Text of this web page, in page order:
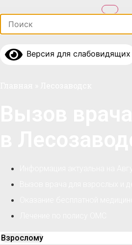
Версия для слабовидящих
Взрослому